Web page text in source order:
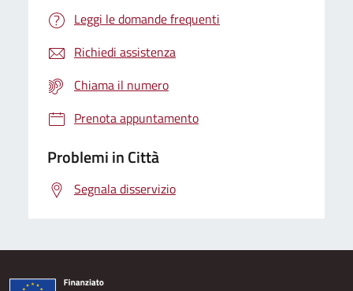
Leggi le domande frequenti
Richiedi assistenza
Chiama il numero
Prenota appuntamento
Problemi in Città
Segnala disservizio